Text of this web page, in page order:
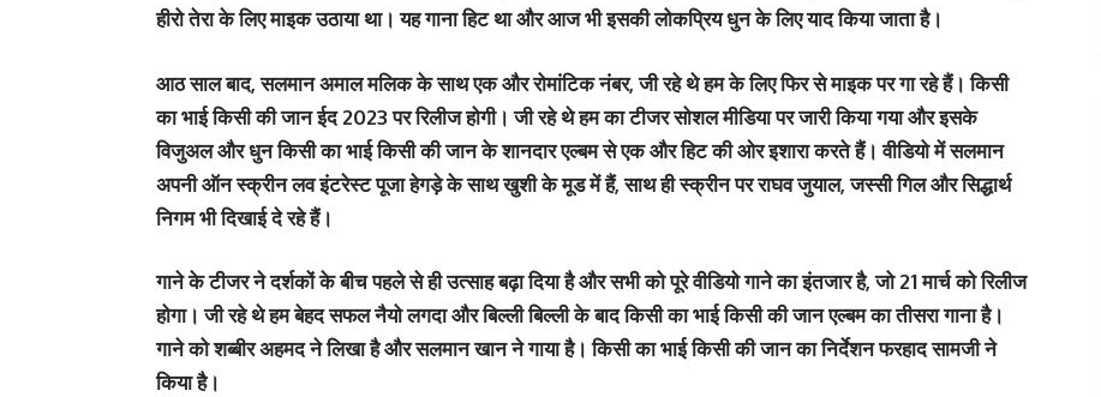
हीरो तेरा के लिए माइक उठाया था। यह गाना हिट था और आज भी इसकी लोकप्रिय धुन के लिए याद किया जाता है।
आठ साल बाद, सलमान अमाल मलिक के साथ एक और रोमांटिक नंबर, जी रहे थे हम के लिए फिर से माइक पर गा रहे हैं। किसी
का भाई किसी की जान ईद 2023 पर रिलीज होगी। जी रहे थे हम का टीजर सोशल मीडिया पर जारी किया गया और इसके
विजुअल और धुन किसी का भाई किसी की जान के शानदार एल्बम से एक और हिट की ओर इशारा करते हैं। वीडियो में सलमान
अपनी ऑन स्क्रीन लव इंटरेस्ट पूजा हेगड़े के साथ खुशी के मूड में हैं, साथ ही स्क्रीन पर राघव जुयाल, जस्सी गिल और सिद्धार्थ
निगम भी दिखाई दे रहे हैं।
गाने के टीजर ने दर्शकों के बीच पहले से ही उत्साह बढ़ा दिया है और सभी को पूरे वीडियो गाने का इंतजार है, जो 21 मार्च को रिलीज
होगा। जी रहे थे हम बेहद सफल नैयो लगदा और बिल्ली बिल्ली के बाद किसी का भाई किसी की जान एल्बम का तीसरा गाना है।
गाने को शब्बीर अहमद ने लिखा है और सलमान खान ने गाया है। किसी का भाई किसी की जान का निर्देशन फरहाद सामजी ने
किया है।